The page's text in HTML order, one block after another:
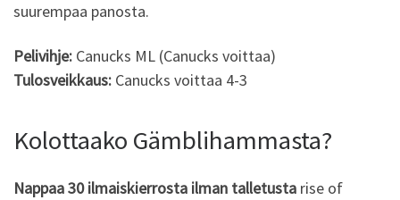
suurempaa panosta.
Pelivihje: Canucks ML (Canucks voittaa)
Tulosveikkaus: Canucks voittaa 4-3
Kolottaako Gämblihammasta?
Nappaa 30 ilmaiskierrosta ilman talletusta rise of